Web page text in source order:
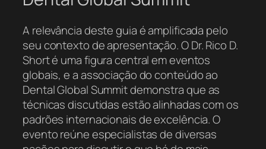
A relevância deste guia é amplificada pelo
seu contexto de apresentação. O Dr. Rico D.
Short é uma figura central em eventos
globais, e a associação do conteúdo ao
Dental Global Summitdemonstra que as
técnicas discutidas estão alinhadas com os
padrões internacionais de excelência. O
evento reúne especialistas de diversas